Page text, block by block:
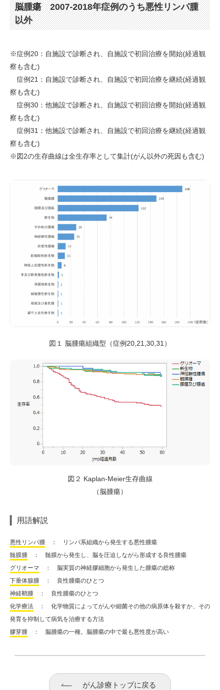
脳腫瘍 2007-2018年症例のうち悪性リンパ腫
以外
※症例20：自施設で診断され、自施設で初回治療を開始(経過観
察も含む)
症例21：自施設で診断され、自施設で初回治療を継続(経過観
察も含む)
症例30：他施設で診断され、自施設で初回治療を開始(経過観
察も含む)
症例31：他施設で診断され、自施設で初回治療を継続(経過観
察も含む)
※図2の生存曲線は全生存率として集計(がん以外の死因も含む)
図１ 脳腫瘍組織型（症例20,21,30,31）
図２ Kaplan-Meier生存曲線
（脳腫瘍）
用語解説
悪性リンパ腫 ： リンパ系組織から発生する悪性腫瘍
髄膜腫 ： 髄膜から発生し、脳を圧迫しながら形成する良性腫瘍
グリオーマ ： 脳実質の神経膠細胞から発生した腫瘍の総称
下垂体腺腫 ： 良性腫瘍のひとつ
神経鞘腫 ： 良性腫瘍のひとつ
化学療法 ： 化学物質によってがんや細菌その他の病原体を殺すか、その
発育を抑制して病気を治療する方法
膠芽腫 ： 脳腫瘍の一種。脳腫瘍の中で最も悪性度が高い
がん診療トップに戻る